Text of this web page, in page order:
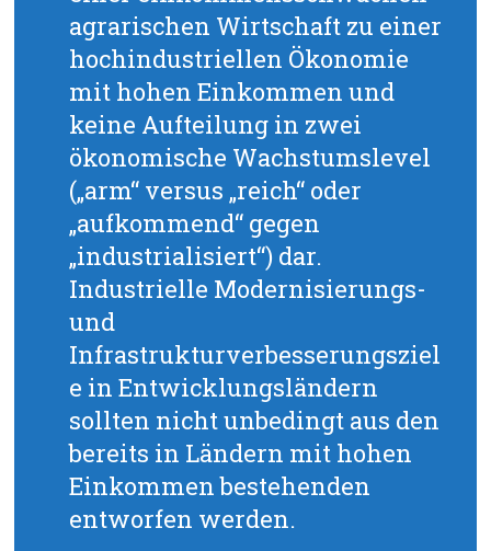
agrarischen Wirtschaft zu einer
hochindustriellen Ökonomie
mit hohen Einkommen und
keine Aufteilung in zwei
ökonomische Wachstumslevel
(„arm“ versus „reich“ oder
„aufkommend“ gegen
„industrialisiert“) dar.
Industrielle Modernisierungs-
und
Infrastrukturverbesserungsziel
e in Entwicklungsländern
sollten nicht unbedingt aus den
bereits in Ländern mit hohen
Einkommen bestehenden
entworfen werden.